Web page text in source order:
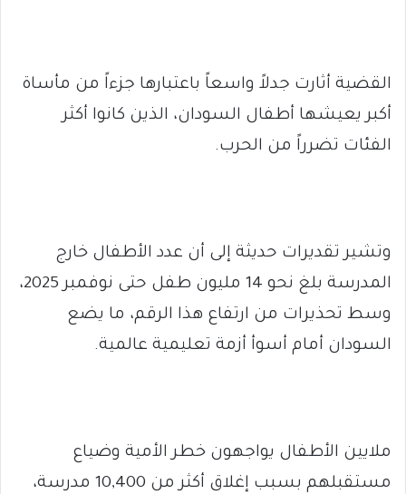
القضية أثارت جدلاً واسعاً باعتبارها جزءاً من مأساة
أكبر يعيشها أطفال السودان، الذين كانوا أكثر
الفئات تضرراً من الحرب.
وتشير تقديرات حديثة إلى أن عدد الأطفال خارج
المدرسة بلغ نحو 14 مليون طفل حتى نوفمبر 2025،
وسط تحذيرات من ارتفاع هذا الرقم، ما يضع
السودان أمام أسوأ أزمة تعليمية عالمية.
ملايين الأطفال يواجهون خطر الأمية وضياع
مستقبلهم بسبب إغلاق أكثر من 10,400 مدرسة،